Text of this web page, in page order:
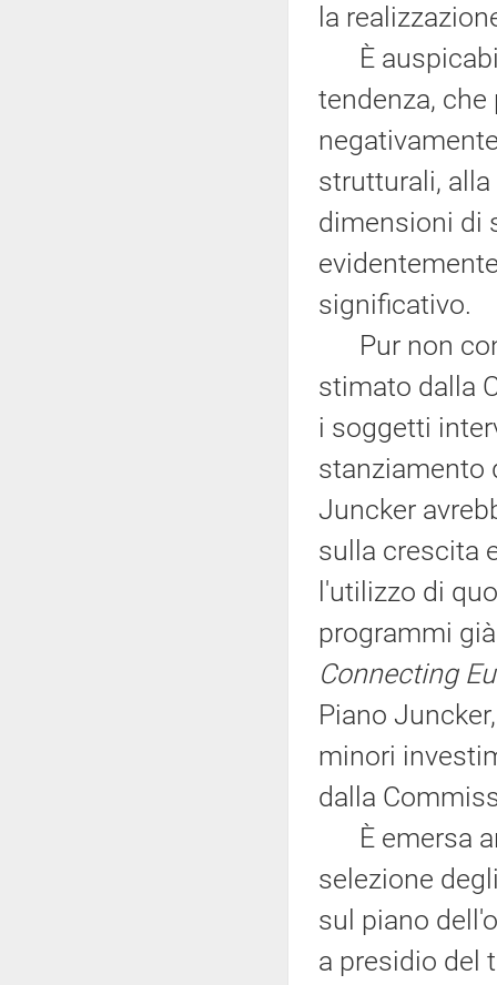
la
È
tendenza,
strutturali,
dimensioni di
significativo.
Pur non
stimato dalla
i soggetti
stanziamento
Juncker
sulla crescita
l'utilizzo di
programmi
Connecting
Piano
minori
dalla
È emersa
selezione
sul piano
a presidio del